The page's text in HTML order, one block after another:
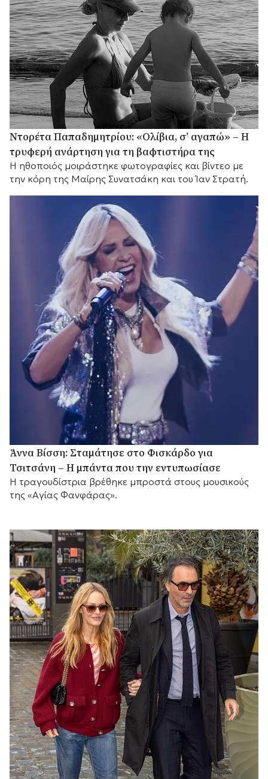
Ντορέτα Παπαδημητρίου: «Ολίβια, σ’ αγαπώ» – Η
τρυφερή ανάρτηση για τη βαφτιστήρα της
Η ηθοποιός μοιράστηκε φωτογραφίες και βίντεο με
την κόρη της Μαίρης Συνατσάκη και του Ίαν Στρατή.
Άννα Βίσση: Σταμάτησε στο Φισκάρδο για
Τσιτσάνη – Η μπάντα που την εντυπωσίασε
Η τραγουδίστρια βρέθηκε μπροστά στους μουσικούς
της «Αγίας Φανφάρας».